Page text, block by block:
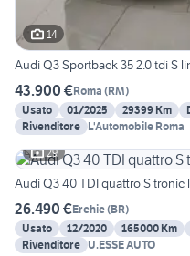
14
Audi Q3 Sportback 35 2.0 tdi S
43.900 €Roma (RM)
Usato
01/2025 29399 Km
Rivenditore L'Automobile Roma
29
Audi Q3 40 TDI quattro S tronic
26.490 €Erchie(BR)
Usato
12/2020 165000 Km
Rivenditore U.ESSE AUTO